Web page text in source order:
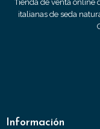
Tienda de venta online
italianas de seda
Información